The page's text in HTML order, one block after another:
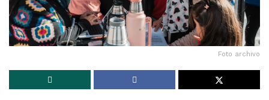
Foto archivo